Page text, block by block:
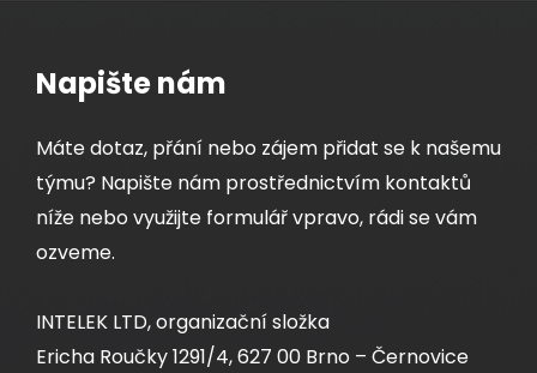
Napište nám
Máte dotaz, přání nebo zájem přidat se k našemu
týmu? Napište nám prostřednictvím kontaktů
níže nebo využijte formulář vpravo, rádi se vám
ozveme.
INTELEK LTD, organizační složka
Ericha Roučky 1291/4, 627 00 Brno – Černovice